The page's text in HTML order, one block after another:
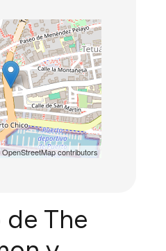
OpenStreetMapcontributors
The